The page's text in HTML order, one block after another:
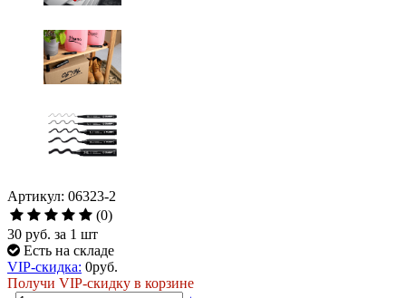
Артикул: 06323-2
(0)
30 руб. за 1 шт
Есть на складе
VIP-скидка: 0руб.
Получи VIP-скидку в корзине